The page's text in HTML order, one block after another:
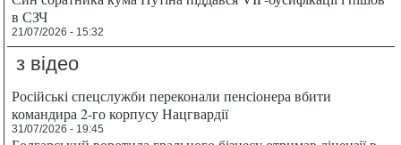
в СЗЧ
21/07/2026 - 15:32
з відео
Російські спецслужби переконали пенсіонера вбити
командира 2-го корпусу Нацгвардії
31/07/2026 - 19:45